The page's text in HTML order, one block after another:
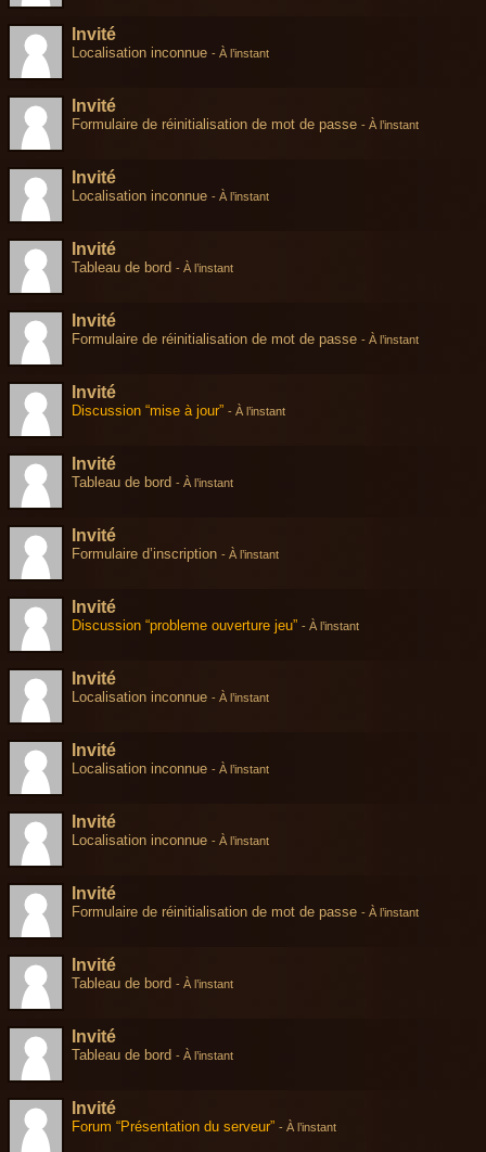
Invité
Localisation inconnue - À l’instant
Invité
Formulaire de réinitialisation de mot de passe - À l’instant
Invité
Localisation inconnue - À l’instant
Invité
Tableau de bord - À l’instant
Invité
Formulaire de réinitialisation de mot de passe - À l’instant
Invité
Discussion “mise à jour” - À l’instant
Invité
Tableau de bord - À l’instant
Invité
Formulaire d’inscription - À l’instant
Invité
Discussion “probleme ouverture jeu” - À l’instant
Invité
Localisation inconnue - À l’instant
Invité
Localisation inconnue - À l’instant
Invité
Localisation inconnue - À l’instant
Invité
Formulaire de réinitialisation de mot de passe - À l’instant
Invité
Tableau de bord - À l’instant
Invité
Tableau de bord - À l’instant
Invité
Forum “Présentation du serveur” - À l’instant